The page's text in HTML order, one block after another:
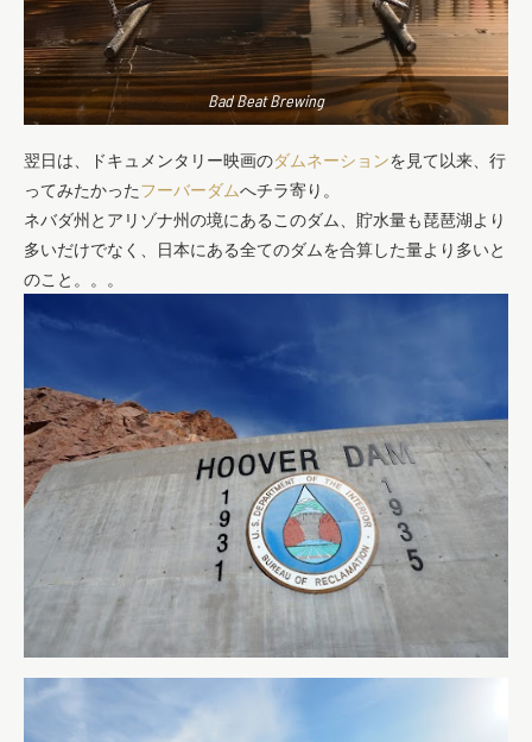
Bad Beat Brewing
翌日は、ドキュメンタリー映画のダムネーションを見て以来、行
ってみたかったフーバーダムへチラ寄り。
ネバダ州とアリゾナ州の境にあるこのダム、貯水量も琵琶湖より
多いだけでなく、日本にある全てのダムを合算した量より多いと
のこと。。。